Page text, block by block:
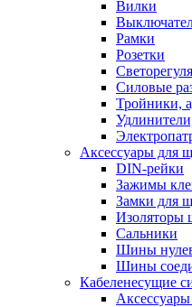
Вилки
Рамки
Розетки
Силовые
Тройники,
Аксессуары для
DIN-рейки
Зажимы
Замки для
Изоляторы
Сальники
Шины
Шины
Кабеленесущие